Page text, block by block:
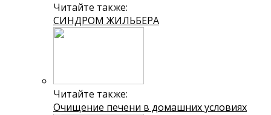
Читайте также:
СИНДРОМ ЖИЛЬБЕРА
Читайте также:
Очищение печени в домашних условиях